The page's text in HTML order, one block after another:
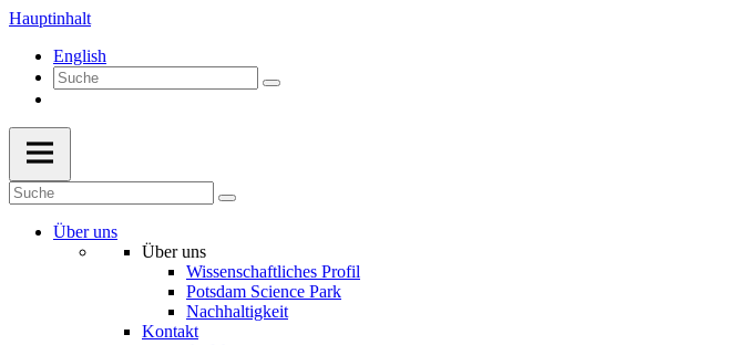
Hauptinhalt
English
Über uns
Über uns
Wissenschaftliches Profil
Potsdam Science Park
Nachhaltigkeit
Kontakt